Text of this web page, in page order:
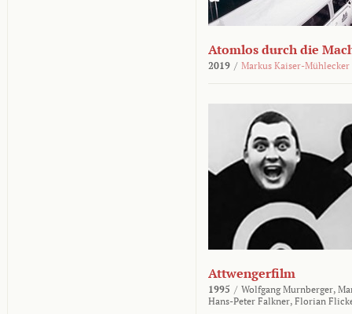
Atomlos durch die
2019 / Markus Kaiser-Mühlecker
Attwengerfilm
1995 / Wolfgang Murnberger,
Hans-Peter Falkner, Florian